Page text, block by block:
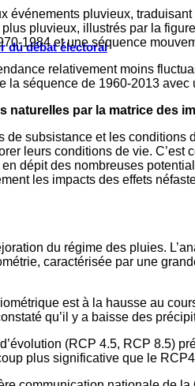
du débat électoral
événements pluvieux,
pluvieux, illustrés par la
1984 et une séquence
relativement moins
la séquence de 1960-2013
naturelles par la matrice des
subsistance et les
leurs conditions de vie.
dépit des nombreuses
les impacts des effets
du régime des pluies.
caractérisée par une
est à la hausse au
qu’il y a baisse des
(RCP 4.5, RCP 8.5)
plus significative que le